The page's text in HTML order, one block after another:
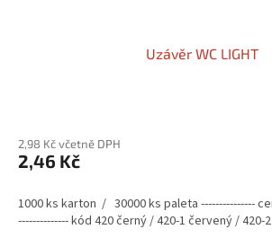
Uzávěr WC LIGHT
2,98 Kč včetně DPH
2,46 Kč
1000 ks karton / 30000 ks paleta ---------------
-------------- kód 420 černý / 420-1 červený / 420-